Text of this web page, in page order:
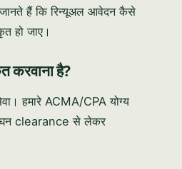
जानते हैं कि रिन्यूअल आवेदन कैसे
हो जाए।
करवाना है?
हमारे ACMA/CPA योग्य
clearance से लेकर